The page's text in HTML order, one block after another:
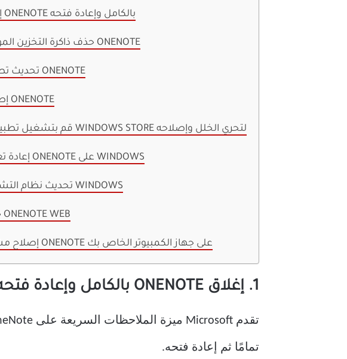
1. إغلاق ONENOTE بالكامل وإعادة فتحه
2. حذف ذاكرة التخزين المؤقت ONENOTE
3. تحديث تطبيق ONENOTE
4. إصلاح ONENOTE
5. قم بتشغيل تطبيقات WINDOWS STORE لتحري الخلل وإصلاحه
6. إعادة تعيين ONENOTE على WINDOWS
7. تحديث نظام التشغيل WINDOWS
8. جرب ONENOTE WEB
إصلاح مشكلات ONENOTE على جهاز الكمبيوتر الخاص بك
1. إغلاق ONENOTE بالكامل وإعادة فتحه
تمامًا ثم إعادة فتحه.